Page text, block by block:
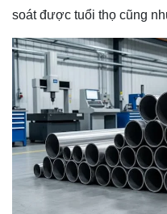
soát được tuổi thọ cũng